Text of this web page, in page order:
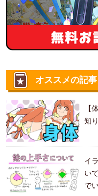
オススメの記事
【
知
イ
い
で